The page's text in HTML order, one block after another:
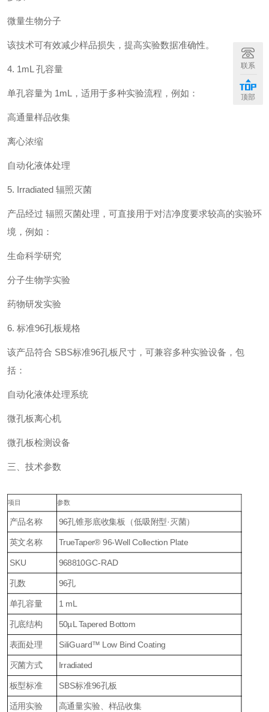
微量生物分子
该技术可有效减少样品损失，提高实验数据准确性。
4. 1mL 孔容量
单孔容量为 1mL，适用于多种实验流程，例如：
高通量样品收集
离心浓缩
自动化液体处理
5. Irradiated 辐照灭菌
产品经过 辐照灭菌处理，可直接用于对洁净度要求较高的实验环
境，例如：
生命科学研究
分子生物学实验
药物研发实验
6. 标准96孔板规格
该产品符合 SBS标准96孔板尺寸，可兼容多种实验设备，包
括：
自动化液体处理系统
微孔板离心机
微孔板检测设备
三、技术参数
项目 参数
产品名称 96孔锥形底收集板（低吸附型·灭菌）
英文名称 TrueTaper® 96-Well Collection Plate
SKU 968810GC-RAD
孔数 96孔
单孔容量 1 mL
孔底结构 50µL Tapered Bottom
表面处理 SiliGuard™ Low Bind Coating
灭菌方式 Irradiated
板型标准 SBS标准96孔板
适用实验 高通量实验、样品收集
联系
顶部